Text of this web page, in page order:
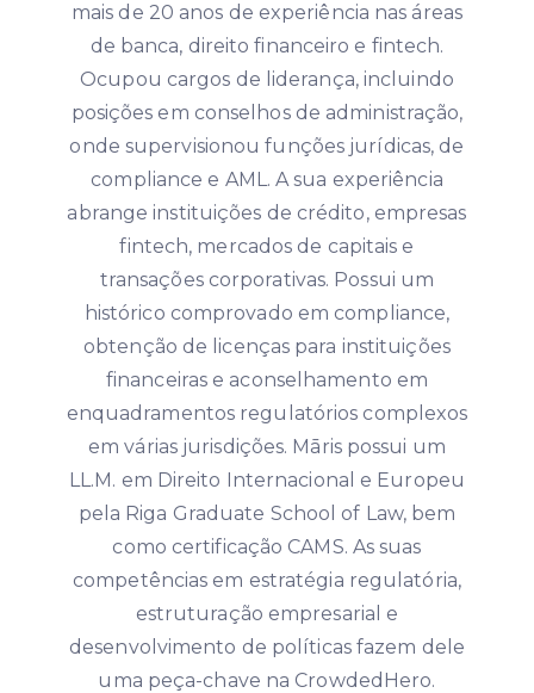
mais de 20 anos de experiência nas áreas
de banca, direito financeiro e fintech.
Ocupou cargos de liderança, incluindo
posições em conselhos de administração,
onde supervisionou funções jurídicas, de
compliance e AML. A sua experiência
abrange instituições de crédito, empresas
fintech, mercados de capitais e
transações corporativas. Possui um
histórico comprovado em compliance,
obtenção de licenças para instituições
financeiras e aconselhamento em
enquadramentos regulatórios complexos
em várias jurisdições. Māris possui um
LL.M. em Direito Internacional e Europeu
pela Riga Graduate School of Law, bem
como certificação CAMS. As suas
competências em estratégia regulatória,
estruturação empresarial e
desenvolvimento de políticas fazem dele
uma peça-chave na CrowdedHero.